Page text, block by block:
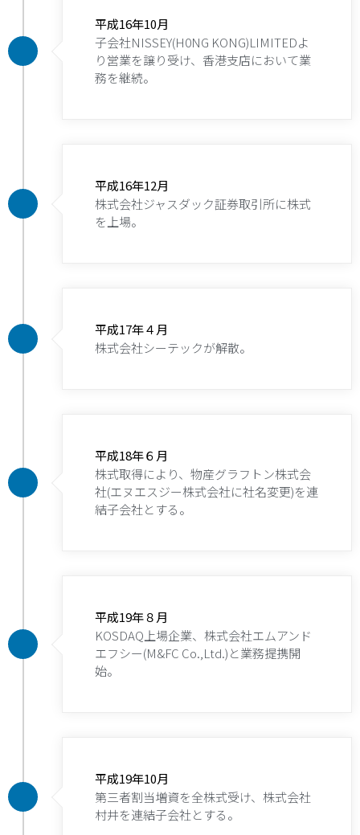
平成16年10月
子会社NISSEY(H0NG KONG)LIMITEDよ
り営業を譲り受け、香港支店において業
務を継続。
平成16年12月
株式会社ジャスダック証券取引所に株式
を上場。
平成17年４月
株式会社シーテックが解散。
平成18年６月
株式取得により、物産グラフトン株式会
社(エヌエスジー株式会社に社名変更)を連
結子会社とする。
平成19年８月
KOSDAQ上場企業、株式会社エムアンド
エフシー(M&FC Co.,Ltd.)と業務提携開
始。
平成19年10月
第三者割当増資を全株式受け、株式会社
村井を連結子会社とする。